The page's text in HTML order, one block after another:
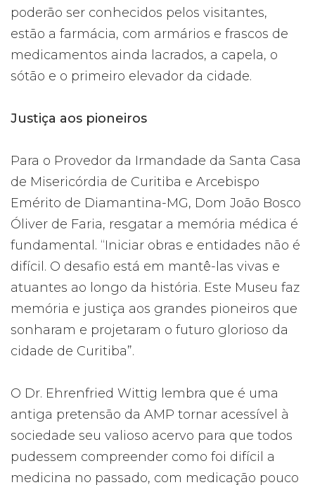
poderão ser conhecidos pelos visitantes,
estão a farmácia, com armários e frascos de
medicamentos ainda lacrados, a capela, o
sótão e o primeiro elevador da cidade.
Justiça aos pioneiros
Para o Provedor da Irmandade da Santa Casa
de Misericórdia de Curitiba e Arcebispo
Emérito de Diamantina-MG, Dom João Bosco
Óliver de Faria, resgatar a memória médica é
fundamental. “Iniciar obras e entidades não é
difícil. O desafio está em mantê-las vivas e
atuantes ao longo da história. Este Museu faz
memória e justiça aos grandes pioneiros que
sonharam e projetaram o futuro glorioso da
cidade de Curitiba”.
O Dr. Ehrenfried Wittig lembra que é uma
antiga pretensão da AMP tornar acessível à
sociedade seu valioso acervo para que todos
pudessem compreender como foi difícil a
medicina no passado, com medicação pouco